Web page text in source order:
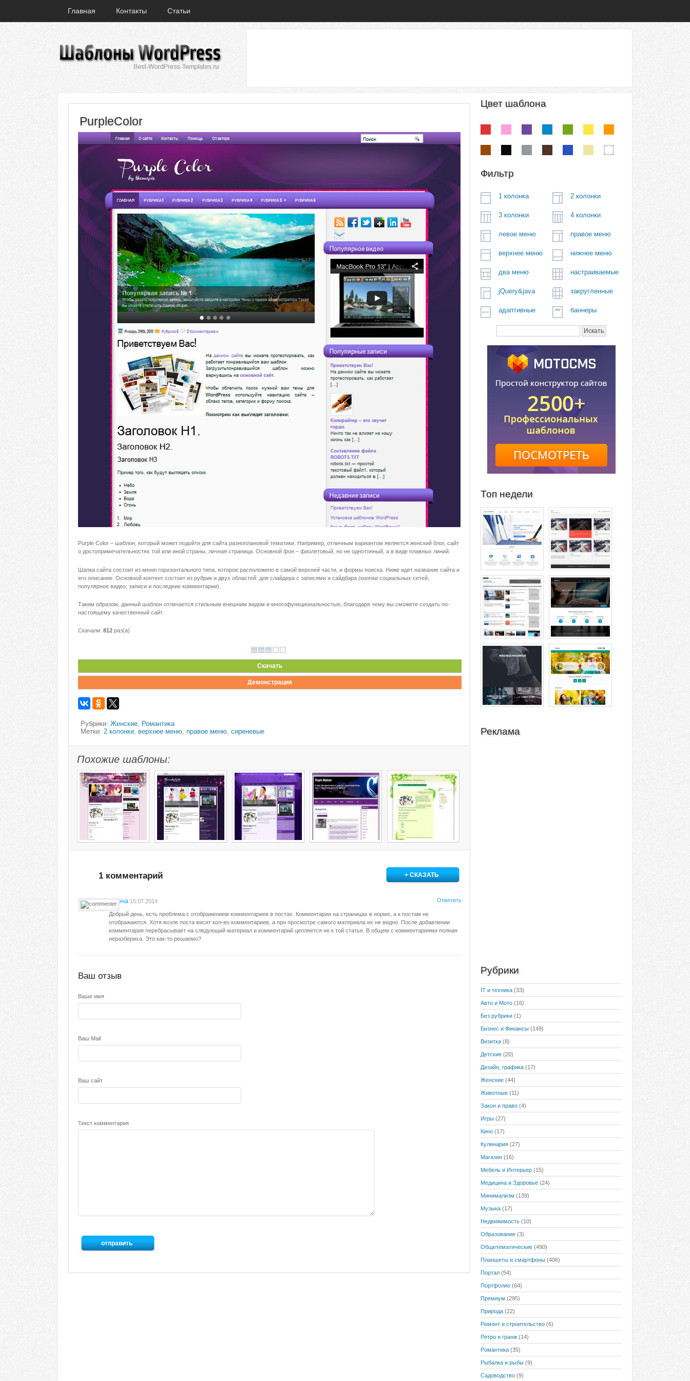
Главная Контакты Статьи
PurpleColor
Purple Color – шаблон, который может подойти для сайта разноплановой тематики. Например, отличным вариантом является женский блог, сайт
о достопримечательностях той или иной страны, личная страница. Основной фон – фиолетовый, но не однотонный, а в виде плавных линий.
Шапка сайта состоит из меню горизонтального типа, которое расположено в самой верхней части, и формы поиска. Ниже идет название сайта и
его описание. Основной контент состоит из рубрик и двух областей: для слайдера с записями и сайдбара (кнопки социальных сетей,
популярное видео, записи и последние комментарии).
Таким образом, данный шаблон отличается стильным внешним видом и многофункциональностью, благодаря чему вы сможете создать по-
настоящему качественный сайт.
Скачали: 812 раз(а)
Скачать
Демонстрация
Рубрики: Женские
Романтика
Метки: 2 колонки верхнее меню правое меню сиреневые
Похожие шаблоны:
1 комментарий + СКАЗАТЬ
Елена 15.07.2014
Добрый день, есть проблема с отображением комментариев в постах. Комментарии на страницах в норме, а к постам не
отображаются. Хотя возле поста висит кол-во комментариев, а при просмотре самого материала их не видно. После добавлении
комментария перебрасывает на следующий материал и комментарий цепляется не к той статье. В общем с комментариями полная
неразбериха. Это как-то решаемо?
Ответить
Ваш отзыв
Ваше имя
Ваш Mail
Ваш сайт
Текст комментария
Цвет шаблона
Фильтр
1 колонка 2 колонки
3 колонки 4 колонки
левое меню правое меню
верхнее меню нижнее меню
два меню настраиваемые
jQuery&java закругленные
адаптивные баннеры
Топ недели
Реклама
Рубрики
IT и техника (33)
Авто и Мото (16)
Без рубрики (1)
Бизнес и Финансы (149)
Визитка (8)
Детские (20)
Дизайн, графика (17)
Женские (44)
Животные (11)
Закон и право (4)
Игры (27)
Кино (17)
Кулинария (27)
Магазин (16)
Мебель и Интерьер (15)
Медицина и Здоровье (24)
Минимализм (139)
Музыка (17)
Недвижимость (10)
Образование (3)
Общетематические (490)
Планшеты и смартфоны (406)
Портал (54)
Портфолио (64)
Премиум (295)
Природа (22)
Ремонт и строительство (6)
Ретро и гранж (14)
Романтика (35)
Рыбалка и рыбы (9)
Садоводство (9)